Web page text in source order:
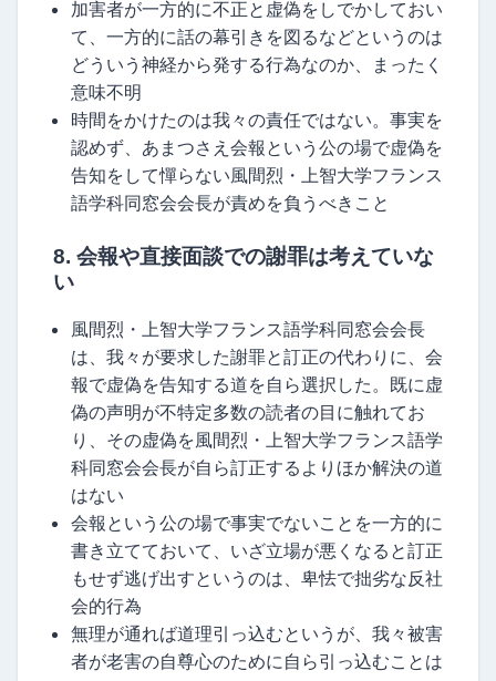
加害者が一方的に不正と虚偽をしでかしておい
て、一方的に話の幕引きを図るなどというのは
どういう神経から発する行為なのか、まったく
意味不明
時間をかけたのは我々の責任ではない。事実を
認めず、あまつさえ会報という公の場で虚偽を
告知をして憚らない風間烈・上智大学フランス
語学科同窓会会長が責めを負うべきこと
8. 会報や直接面談での謝罪は考えていな
い
風間烈・上智大学フランス語学科同窓会会長
は、我々が要求した謝罪と訂正の代わりに、会
報で虚偽を告知する道を自ら選択した。既に虚
偽の声明が不特定多数の読者の目に触れてお
り、その虚偽を風間烈・上智大学フランス語学
科同窓会会長が自ら訂正するよりほか解決の道
はない
会報という公の場で事実でないことを一方的に
書き立てておいて、いざ立場が悪くなると訂正
もせず逃げ出すというのは、卑怯で拙劣な反社
会的行為
無理が通れば道理引っ込むというが、我々被害
者が老害の自尊心のために自ら引っ込むことは